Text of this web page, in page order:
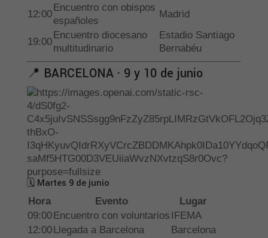
12:00
Encuentro con obispos
españoles
Madrid
19:00
Encuentro diocesano
multitudinario
Estadio Santiago
Bernabéu
📍 BARCELONA · 9 y 10 de junio
🗓 Martes 9 de junio
Hora Evento
Lugar
09:00 Encuentro con voluntarios IFEMA
12:00 Llegada a Barcelona
Barcelona